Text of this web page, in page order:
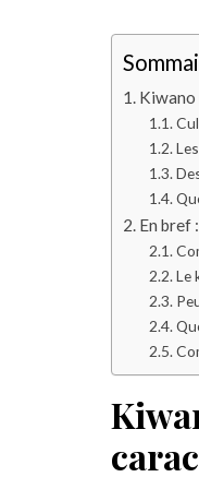
Kiwano
En bref
Le